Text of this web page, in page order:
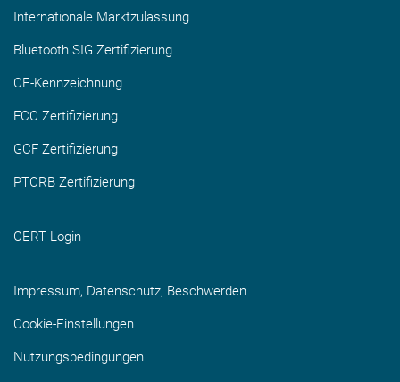
Internationale Marktzulassung
Bluetooth SIG Zertifizierung
CE-Kennzeichnung
FCC Zertifizierung
GCF Zertifizierung
PTCRB Zertifizierung
CERT Login
Impressum, Datenschutz, Beschwerden
Cookie-Einstellungen
Nutzungsbedingungen